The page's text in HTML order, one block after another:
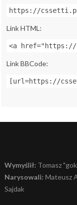
https://cssetti.pl/
Link HTML:
<a href="https://
Link BBCode:
[url=https://
Wymyślił: Tomasz
Narysowali: Mateusz
Sajdak